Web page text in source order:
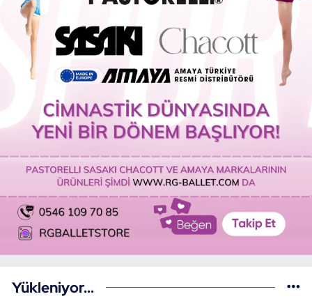
Yükleniyor...